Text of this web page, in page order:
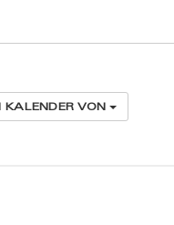
KALENDER VON